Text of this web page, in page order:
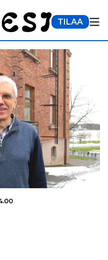
TILAA